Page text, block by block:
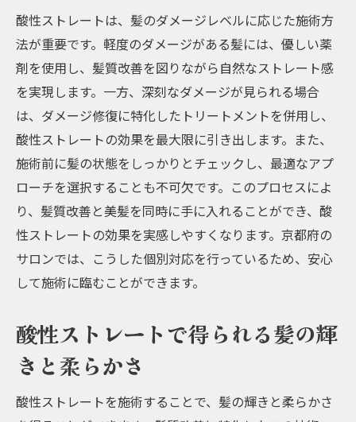
酸性ストレートは、髪のダメージレベルに応じた施術方
法が重要です。軽度のダメージがある髪には、優しい薬
剤を使用し、髪質改善を図りながら自然なストレート感
を実現します。一方、深刻なダメージが見られる場合
は、ダメージ修復に特化したトリートメントを併用し、
酸性ストレートの効果を最大限に引き出します。また、
施術前に髪の状態をしっかりとチェックし、最適なアプ
ローチを選択することも不可欠です。このプロセスによ
り、髪質改善と美髪を同時に手に入れることができ、酸
性ストレートの効果を実感しやすくなります。京都府の
サロンでは、こうした個別対応を行っているため、安心
して施術に臨むことができます。
酸性ストレートで得られる髪の輝
きと柔らかさ
酸性ストレートを施術することで、髪の輝きと柔らかさ